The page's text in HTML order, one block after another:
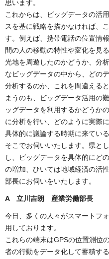
思います。
これからは、ビッグデータの活
スを基に戦略を描かなければ、
す。例えば、携帯電話の位置情
間の人の移動の特性や変化を見
光地を周遊したのかどうか、分
なビッグデータの中から、どの
分析するのか、これを間違える
まうのも、ビッグデータ活用の
ッグデータを利用するかどうか
に分析を行い、どのように実際
具体的に議論する時期に来ている
そこでお伺いいたします。県と
し、ビッグデータを具体的にど
の増加、ひいては地域経済の活
部長にお伺いをいたします。
A 立川吉朗 産業労働部長
今日、多くの人々がスマートフ
用しております。
これらの端末はGPSの位置測位
者の行動をデータ化して蓄積す